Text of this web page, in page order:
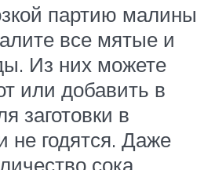
партию малины
все мятые и
Из них можете
или добавить в
заготовки в
не годятся. Даже
сока